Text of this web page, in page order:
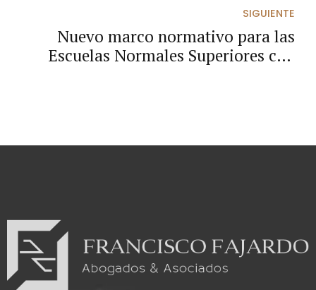
subcontratista?
SIGUIENTE
Nuevo marco normativo para las
Escuelas Normales Superiores con